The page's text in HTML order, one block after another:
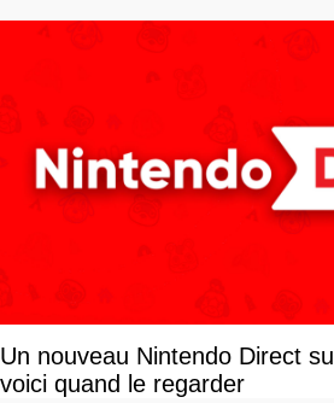
Un nouveau Nintendo Direct
voici quand le regarder